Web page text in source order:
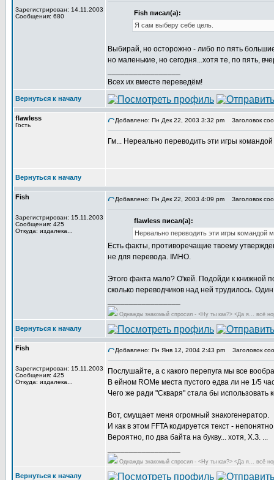
Зарегистрирован: 14.11.2003
Сообщения: 680
Fish писал(а):
Я сам выберу себе цель.
Выбирай, но осторожно - либо по пять
но маленькие, но сегодня...хотя те, по пять,
Всех их вместе переведём!
Вернуться к началу
flawless
Гость
Добавлено: Пн Дек 22, 2003 3:32 pm Заголовок
Гм... Нереально переводить эти игры
Вернуться к началу
Fish
Зарегистрирован: 15.11.2003
Сообщения: 425
Откуда: издалека...
Добавлено: Пн Дек 22, 2003 4:09 pm Заголовок
flawless писал(а):
Нереально переводить эти игры командой
Есть факты, противоречащие твоему
не для перевода. IMHO.
Этого факта мало? О'кей. Подойди к книжной
сколько переводчиков над ней трудилось.
Однажды знакомый спросил - <Ну ты как?> <Да я... всё
Вернуться к началу
Fish
Зарегистрирован: 15.11.2003
Сообщения: 425
Откуда: издалека...
Добавлено: Пн Янв 12, 2004 2:43 pm Заголовок
Послушайте, а с какого перепуга мы все
В ейном ROMе места пустого едва ли не 1/5
Чего же ради "Скваря" стала бы использовать
Вот, смущает меня огромный знакогенератор.
И как в этом FFTA кодируется текст -
Вероятно, по два байта на букву... хотя, Х.З. ...
Однажды знакомый спросил - <Ну ты как?> <Да я... всё
Вернуться к началу